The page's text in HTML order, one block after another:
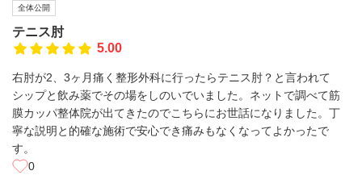
全体公開
テニス肘
5.00
右肘が2、3ヶ月痛く整形外科に行ったらテニス肘？と言われて
シップと飲み薬でその場をしのいでいました。ネットで調べて筋
膜カッパ整体院が出てきたのでこちらにお世話になりました。丁
寧な説明と的確な施術で安心でき痛みもなくなってよかったで
す。
0